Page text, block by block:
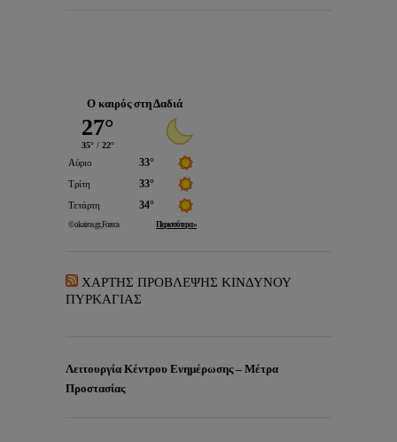
Ο καιρός στη Δαδιά
ΧΑΡΤΗΣ ΠΡΟΒΛΕΨΗΣ ΚΙΝΔΥΝΟΥ
ΠΥΡΚΑΓΙΑΣ
Λειτουργία Κέντρου Ενημέρωσης – Μέτρα
Προστασίας